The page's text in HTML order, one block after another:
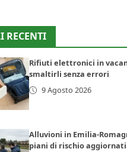
RECENTI
Rifiuti elettronici in
smaltirli senza errori
9 Agosto 2026
Alluvioni in Emilia-
piani di rischio aggiornati